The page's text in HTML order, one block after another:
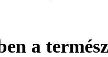
a